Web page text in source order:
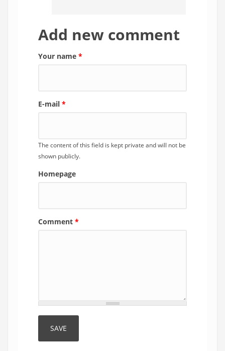
Add new comment
Your name *
E-mail *
The content of this field is kept private and will not be
shown publicly.
Homepage
Comment *